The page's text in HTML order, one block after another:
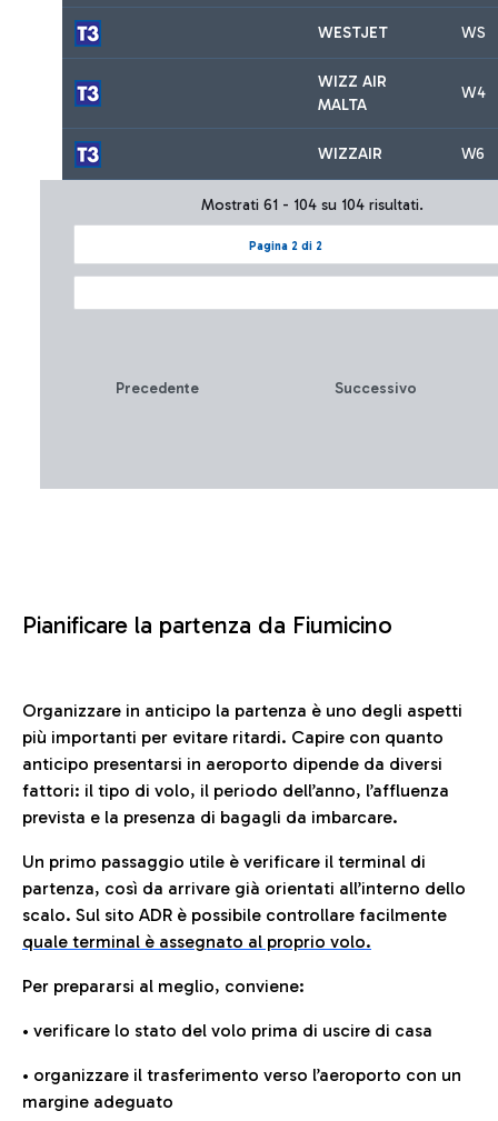
WESTJET WS
WIZZ AIR
MALTA
W4
WIZZAIR W6
Pagina 2 di 2
Mostrati 61 - 104 su 104 risultati.
Precedente Successivo
Pianificare la partenza da Fiumicino
Organizzare in anticipo la partenza è uno degli aspetti
più importanti per evitare ritardi. Capire con quanto
anticipo presentarsi in aeroporto dipende da diversi
fattori: il tipo di volo, il periodo dell’anno, l’affluenza
prevista e la presenza di bagagli da imbarcare.
Un primo passaggio utile è verificare il terminal di
partenza, così da arrivare già orientati all’interno dello
scalo. Sul sito ADR è possibile controllare facilmente
quale terminal è assegnato al proprio volo.
Per prepararsi al meglio, conviene:
• verificare lo stato del volo prima di uscire di casa
• organizzare il trasferimento verso l’aeroporto con un
margine adeguato